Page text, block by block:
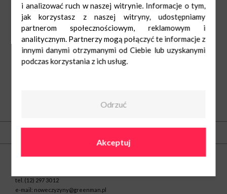
Pawo
Pn-Sob: 9:00-
Ndz: 10:00-20:00
tel. (12) 297 30 12
e-mail: noweczyzyny@greenman.pl
i analizować ruch w naszej witrynie. Informacje o tym,
jak korzystasz z naszej witryny, udostępniamy
partnerom społecznościowym, reklamowym i
analitycznym. Partnerzy mogą połączyć te informacje z
innymi danymi otrzymanymi od Ciebie lub uzyskanymi
podczas korzystania z ich usług.
Odrzuć
Akceptuj